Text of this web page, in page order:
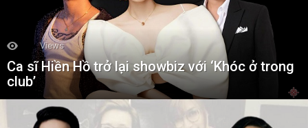
1.3k Views
Ca sĩ Hiền Hồ trở lại showbiz với ‘Khóc ở trong
club’